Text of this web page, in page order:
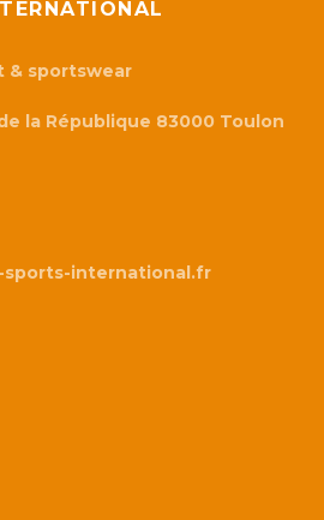
& sportswear
la République 83000 Toulon
sports-international.fr